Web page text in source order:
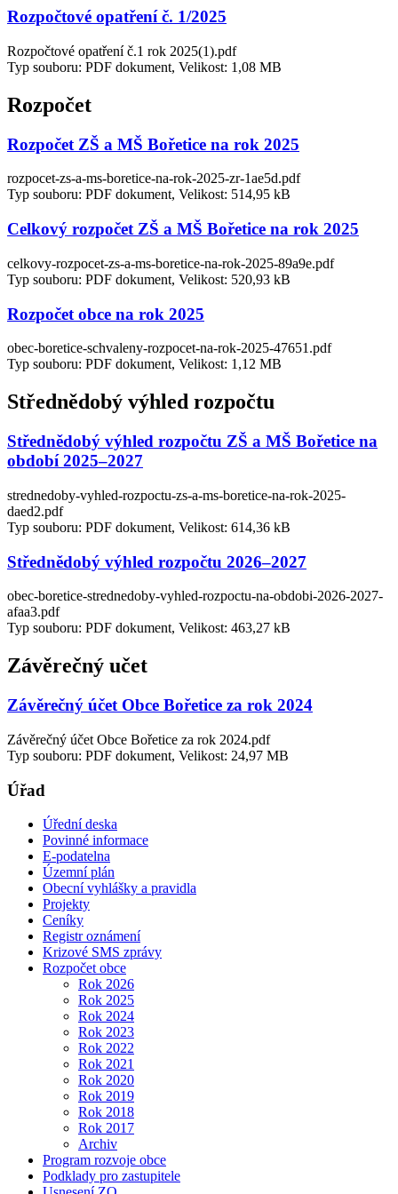
Rozpočtové opatření č. 1/2025
Rozpočtové opatření č.1 rok 2025(1).pdf
Typ souboru: PDF dokument, Velikost: 1,08 MB
Rozpočet
Rozpočet ZŠ a MŠ Bořetice na rok 2025
rozpocet-zs-a-ms-boretice-na-rok-2025-zr-1ae5d.pdf
Typ souboru: PDF dokument, Velikost: 514,95 kB
Celkový rozpočet ZŠ a MŠ Bořetice na rok 2025
celkovy-rozpocet-zs-a-ms-boretice-na-rok-2025-89a9e.pdf
Typ souboru: PDF dokument, Velikost: 520,93 kB
Rozpočet obce na rok 2025
obec-boretice-schvaleny-rozpocet-na-rok-2025-47651.pdf
Typ souboru: PDF dokument, Velikost: 1,12 MB
Střednědobý výhled rozpočtu
Střednědobý výhled rozpočtu ZŠ a MŠ Bořetice na
období 2025–2027
strednedoby-vyhled-rozpoctu-zs-a-ms-boretice-na-rok-2025-
daed2.pdf
Typ souboru: PDF dokument, Velikost: 614,36 kB
Střednědobý výhled rozpočtu 2026–2027
obec-boretice-strednedoby-vyhled-rozpoctu-na-obdobi-2026-2027-
afaa3.pdf
Typ souboru: PDF dokument, Velikost: 463,27 kB
Závěrečný učet
Závěrečný účet Obce Bořetice za rok 2024
Závěrečný účet Obce Bořetice za rok 2024.pdf
Typ souboru: PDF dokument, Velikost: 24,97 MB
Úřad
Úřední deska
Povinné informace
E-podatelna
Územní plán
Obecní vyhlášky a pravidla
Projekty
Ceníky
Registr oznámení
Krizové SMS zprávy
Rozpočet obce
Rok 2026
Rok 2025
Rok 2024
Rok 2023
Rok 2022
Rok 2021
Rok 2020
Rok 2019
Rok 2018
Rok 2017
Archiv
Program rozvoje obce
Podklady pro zastupitele